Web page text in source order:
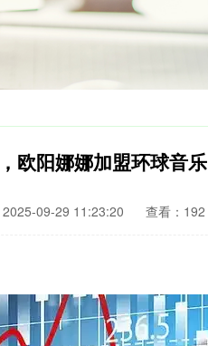
欧阳娜娜加盟环球音乐
2025-09-29 11:23:20 查看：192